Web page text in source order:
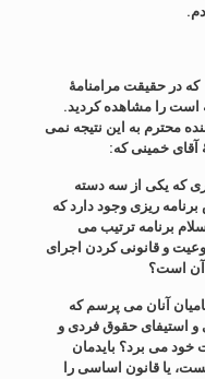
که در حقیقت مرامنامۀ
است را مشاهده کردید.
محترم به این نتیجه نمی
آقای خمینی که:
که یکی از سه دسته
ریزی وجود دارد که
برنامه ترتیب می
و قانونی کردن اجرای
آن است؟
آنان می پرسم که
و استیفای حقوق فردی و
می برد؟ بایدمان
یا قانون اساسی را